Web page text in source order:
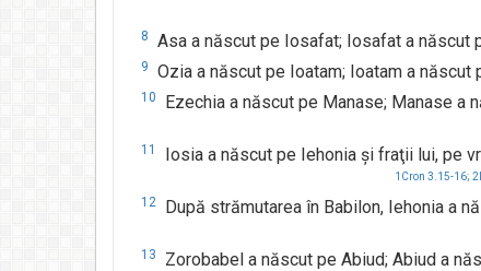
8 Asa a născut pe Iosafat; Iosafat a născut
9 Ozia a născut pe Ioatam; Ioatam a născut
10 Ezechia a născut pe Manase; Manase a
11 Iosia a născut pe Iehonia şi fraţii lui, pe
1Cron 3.15-16;
12 După strămutarea în Babilon, Iehonia a
13 Zorobabel a născut pe Abiud; Abiud a